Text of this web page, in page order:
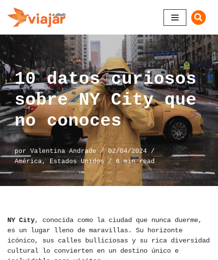
Saltar
al
contenido
10 datos curiosos
sobre NY City que
no conoces
por Valentina Andrade
02/04/2024
América, Estados Unidos 6 min read
NY City, conocida como la ciudad que nunca duerme,
es un lugar lleno de maravillas. Su horizonte
icónico, sus calles bulliciosas y su rica diversidad
cultural lo convierten en un destino único e